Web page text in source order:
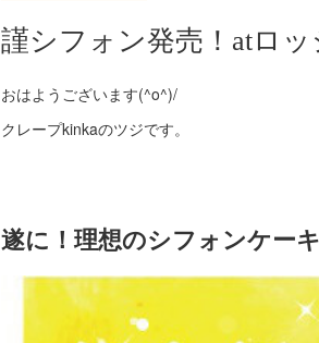
謹シフォン発売！atロ
おはようございます(^o^)/
クレープkinkaのツジです。
遂に！理想のシフォンケー